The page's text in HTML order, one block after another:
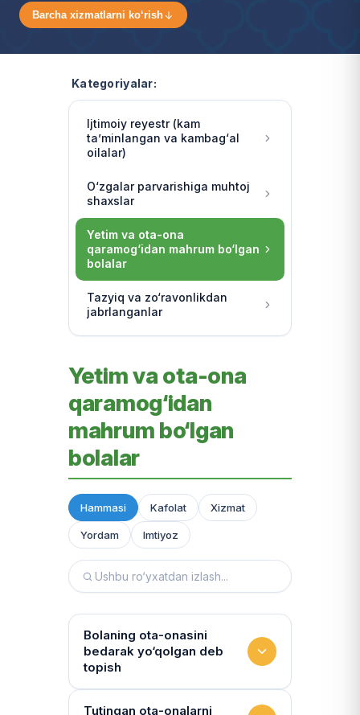
Barcha xizmatlarni ko‘rish
Kategoriyalar:
Ijtimoiy reyestr (kam
ta’minlangan va kambag‘al
oilalar)
O‘zgalar parvarishiga muhtoj
shaxslar
Yetim va ota-ona
qaramog‘idan mahrum bo‘lgan
bolalar
Tazyiq va zo‘ravonlikdan
jabrlanganlar
Yetim va ota-ona
qaramog‘idan
mahrum bo‘lgan
bolalar
Hammasi Kafolat Xizmat
Yordam Imtiyoz
Bolaning ota-onasini
bedarak yo‘qolgan deb
topish
Hujjatlarni tiklash xizmati
Tutingan ota-onalarni